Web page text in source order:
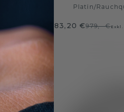
Platin /
783,20 €979,- €Exkl.